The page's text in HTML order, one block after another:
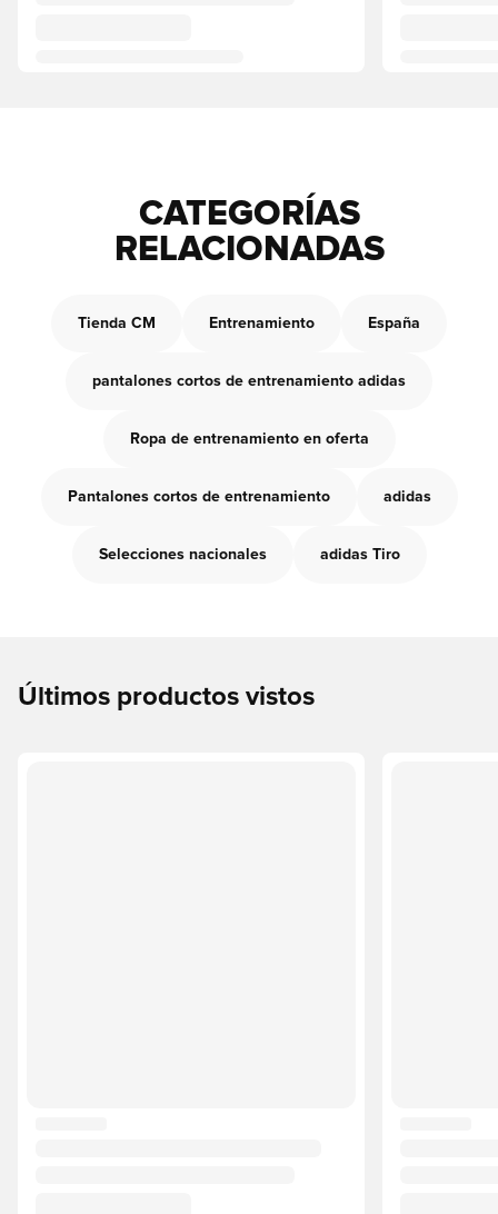
CATEGORÍAS
RELACIONADAS
Tienda CM Entrenamiento España
pantalones cortos de entrenamiento adidas
Ropa de entrenamiento en oferta
Pantalones cortos de entrenamiento adidas
Selecciones nacionales adidas Tiro
Últimos productos vistos